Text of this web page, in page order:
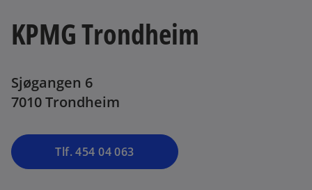
KPMG Trondheim
Sjøgangen 6
7010 Trondheim
Tlf. 454 04 063